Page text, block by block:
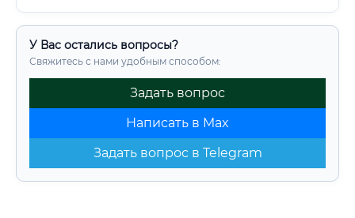
У Вас остались вопросы?
Свяжитесь с нами удобным способом:
Задать вопрос
Написать в Max
Задать вопрос в Telegram